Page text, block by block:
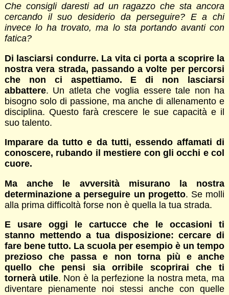
Che consigli daresti ad un ragazzo che sta ancora
cercando il suo desiderio da perseguire? E a chi
invece lo ha trovato, ma lo sta portando avanti con
fatica?
Di lasciarsi condurre. La vita ci porta a scoprire la
nostra vera strada, passando a volte per percorsi
che non ci aspettiamo. E di non lasciarsi
abbattere. Un atleta che voglia essere tale non ha
bisogno solo di passione, ma anche di allenamento e
disciplina. Questo farà crescere le sue capacità e il
suo talento.
Imparare da tutto e da tutti, essendo affamati di
conoscere, rubando il mestiere con gli occhi e col
cuore.
Ma anche le avversità misurano la nostra
determinazione a perseguire un progetto. Se molli
alla prima difficoltà forse non è quella la tua strada.
E usare oggi le cartucce che le occasioni ti
stanno mettendo a tua disposizione: cercare di
fare bene tutto. La scuola per esempio è un tempo
prezioso che passa e non torna più e anche
quello che pensi sia orribile scoprirai che ti
tornerà utile. Non è la perfezione la nostra meta, ma
diventare pienamente noi stessi anche con quelle